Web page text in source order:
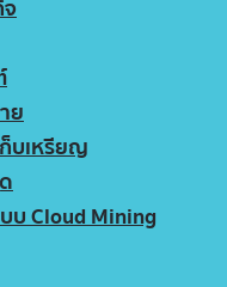
ย
ก็บเหรียญ
บ Cloud Mining